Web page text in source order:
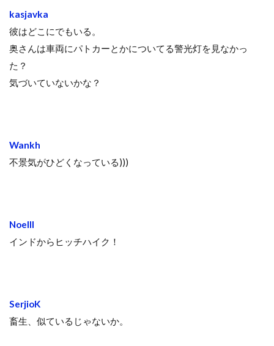
kasjavka
彼はどこにでもいる。
奥さんは車両にパトカーとかについてる警光灯を見なかっ
た？
気づいていないかな？
Wankh
不景気がひどくなっている)))
Noelll
インドからヒッチハイク！
SerjioK
畜生、似ているじゃないか。